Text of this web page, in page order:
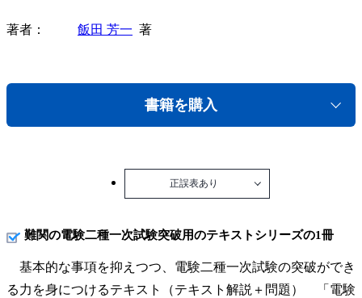
著者 飯田 芳一 著
書籍を購入
正誤表あり
難関の電験二種一次試験突破用のテキストシリーズの1冊
基本的な事項を抑えつつ、電験二種一次試験の突破ができ
る力を身につけるテキスト（テキスト解説＋問題） 「電験